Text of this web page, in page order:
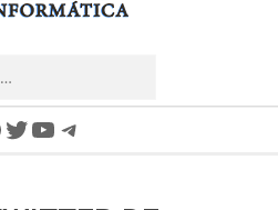
Twitter
YouTube
Telegram